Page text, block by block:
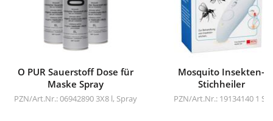
O PUR Sauerstoff Dose für
Maske Spray
PZN/Art.Nr.: 06942890 3X8 l, Spray
Mosquito Insekten-
Stichheiler
PZN/Art.Nr.: 19134140 1 St